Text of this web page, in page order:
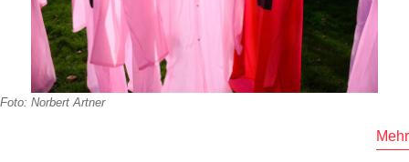
Foto: Norbert Artner
Mehr